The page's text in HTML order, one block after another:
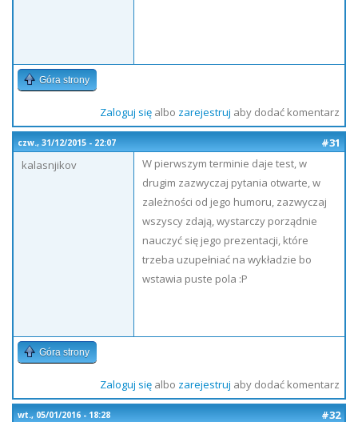
Góra strony
Zaloguj sięalbo zarejestruj aby dodać komentarz
czw., 31/12/2015 - 22:07
#31
kalasnjikov
W pierwszym terminie daje test, w
drugim zazwyczaj pytania otwarte, w
zależności od jego humoru, zazwyczaj
wszyscy zdają, wystarczy porządnie
nauczyć się jego prezentacji, które
trzeba uzupełniać na wykładzie bo
wstawia puste pola :P
Góra strony
Zaloguj sięalbo zarejestruj aby dodać komentarz
wt., 05/01/2016 - 18:28
#32